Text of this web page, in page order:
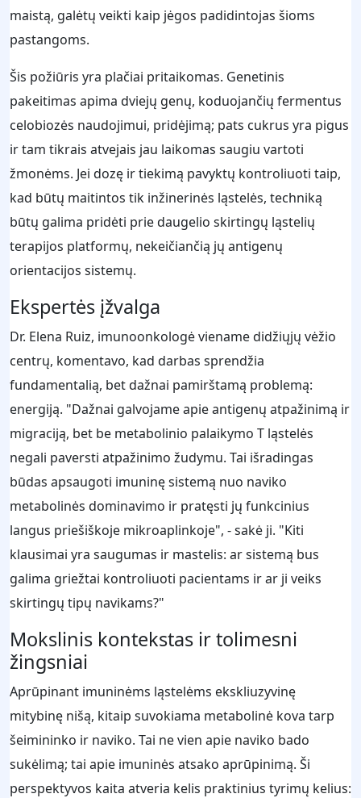
maistą, galėtų veikti kaip jėgos padidintojas šioms
pastangoms.
Šis požiūris yra plačiai pritaikomas. Genetinis
pakeitimas apima dviejų genų, koduojančių fermentus
celobiozės naudojimui, pridėjimą; pats cukrus yra pigus
ir tam tikrais atvejais jau laikomas saugiu vartoti
žmonėms. Jei dozę ir tiekimą pavyktų kontroliuoti taip,
kad būtų maitintos tik inžinerinės ląstelės, techniką
būtų galima pridėti prie daugelio skirtingų ląstelių
terapijos platformų, nekeičiančią jų antigenų
orientacijos sistemų.
Ekspertės įžvalga
Dr. Elena Ruiz, imunoonkologė viename didžiųjų vėžio
centrų, komentavo, kad darbas sprendžia
fundamentalią, bet dažnai pamirštamą problemą:
energiją. "Dažnai galvojame apie antigenų atpažinimą ir
migraciją, bet be metabolinio palaikymo T ląstelės
negali paversti atpažinimo žudymu. Tai išradingas
būdas apsaugoti imuninę sistemą nuo naviko
metabolinės dominavimo ir pratęsti jų funkcinius
langus priešiškoje mikroaplinkoje", - sakė ji. "Kiti
klausimai yra saugumas ir mastelis: ar sistemą bus
galima griežtai kontroliuoti pacientams ir ar ji veiks
skirtingų tipų navikams?"
Mokslinis kontekstas ir tolimesni
žingsniai
Aprūpinant imuninėms ląstelėms ekskliuzyvinę
mitybinę nišą, kitaip suvokiama metabolinė kova tarp
šeimininko ir naviko. Tai ne vien apie naviko bado
sukėlimą; tai apie imuninės atsako aprūpinimą. Ši
perspektyvos kaita atveria kelis praktinius tyrimų kelius: